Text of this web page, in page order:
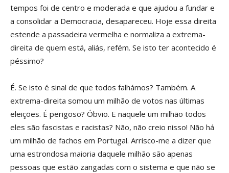
tempos foi de centro e moderada e que ajudou a fundar e
a consolidar a Democracia, desapareceu. Hoje essa direita
estende a passadeira vermelha e normaliza a extrema-
direita de quem está, aliás, refém. Se isto ter acontecido é
péssimo?
É. Se isto é sinal de que todos falhámos? Também. A
extrema-direita somou um milhão de votos nas últimas
eleições. É perigoso? Óbvio. E naquele um milhão todos
eles são fascistas e racistas? Não, não creio nisso! Não há
um milhão de fachos em Portugal. Arrisco-me a dizer que
uma estrondosa maioria daquele milhão são apenas
pessoas que estão zangadas com o sistema e que não se